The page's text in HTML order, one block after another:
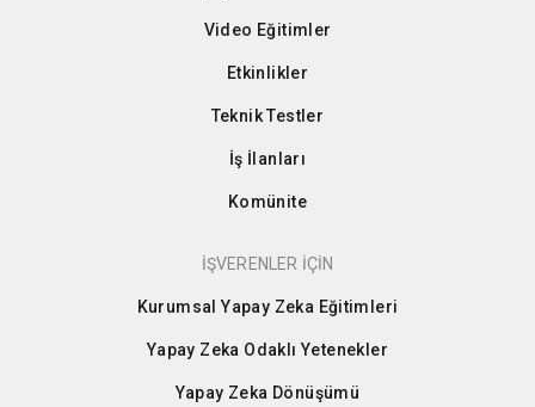
Video Eğitimler
Etkinlikler
Teknik Testler
İş İlanları
Komünite
İŞVERENLER İÇİN
Kurumsal Yapay Zeka Eğitimleri
Yapay Zeka Odaklı Yetenekler
Yapay Zeka Dönüşümü